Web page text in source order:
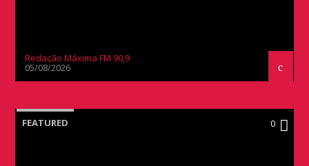
Redação Máxima FM 90,9
05/08/2026
FEATURED 0